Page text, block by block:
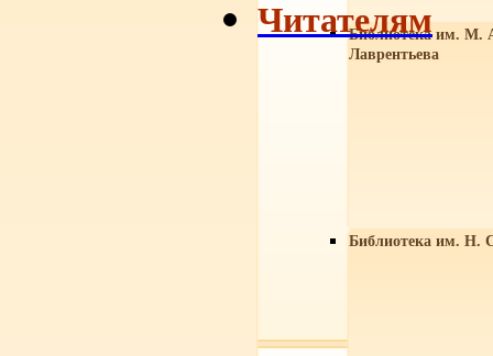
Библиотека им. М.
Лаврентьева
Библиотека им. Н.
Читателям